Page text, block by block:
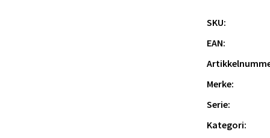
SKU:
EAN:
Merke:
Serie:
Kategori: